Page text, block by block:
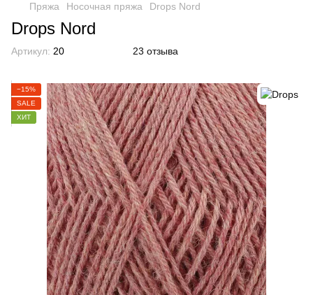
Пряжа Носочная пряжа Drops Nord
Drops Nord
Артикул: 20 23 отзыва
−15%
SALE
ХИТ